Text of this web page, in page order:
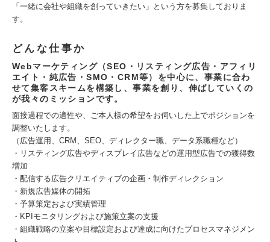
「一緒に会社や組織を創っていきたい」という方を募集しておりま
す。
どんな仕事か
Webマーケティング（SEO・リスティング広告・アフィリ
エイト・純広告・SMO・CRM等）を中心に、事業に合わ
せて集客スキームを構築し、事業を創り、伸ばしていくの
が我々のミッションです。
面接過程での適性や、ご本人様の希望をお伺いした上でポジションを
調整いたします。
（広告運用、CRM、SEO、ディレクター職、データ系職種など）
・リスティング広告やディスプレイ広告などの運用型広告での獲得数
増加
・配信する広告クリエイティブの企画・制作ディレクション
・新規広告媒体の開拓
・予算策定および実績管理
・KPIモニタリングおよび施策立案の支援
・組織戦略の立案や目標設定および達成に向けたプロセスマネジメン